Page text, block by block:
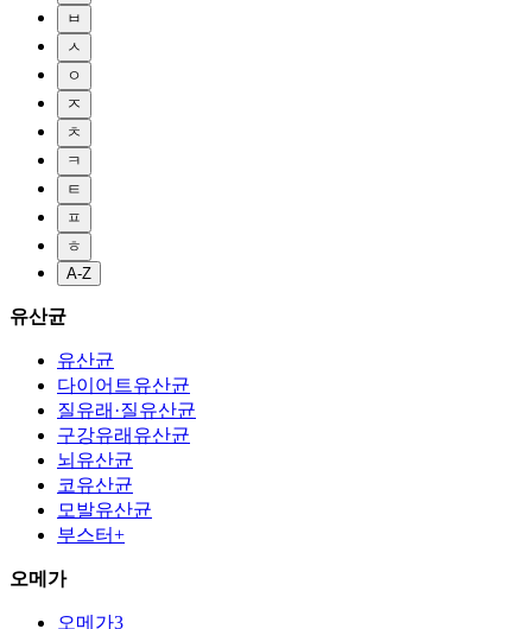
ㅂ
ㅅ
ㅇ
ㅈ
ㅊ
ㅋ
ㅌ
ㅍ
ㅎ
A-Z
유산균
유산균
다이어트유산균
질유래·질유산균
구강유래유산균
뇌유산균
코유산균
모발유산균
부스터+
오메가
오메가3